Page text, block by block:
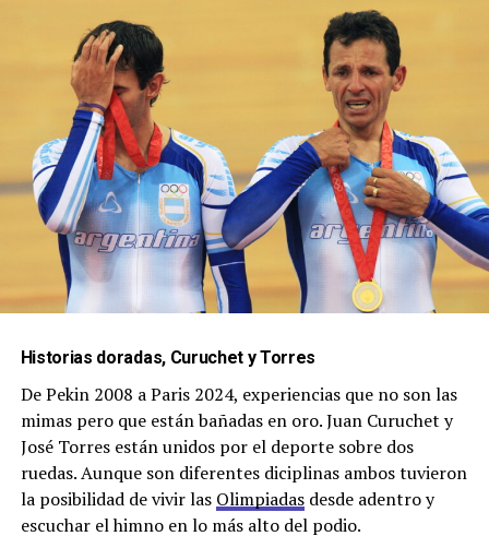
Historias doradas, Curuchet y Torres
De Pekin 2008 a Paris 2024, experiencias que no son las
mimas pero que están bañadas en oro. Juan Curuchet y
José Torres están unidos por el deporte sobre dos
ruedas. Aunque son diferentes diciplinas ambos tuvieron
la posibilidad de vivir las Olimpiadasdesde adentro y
escuchar el himno en lo más alto del podio.